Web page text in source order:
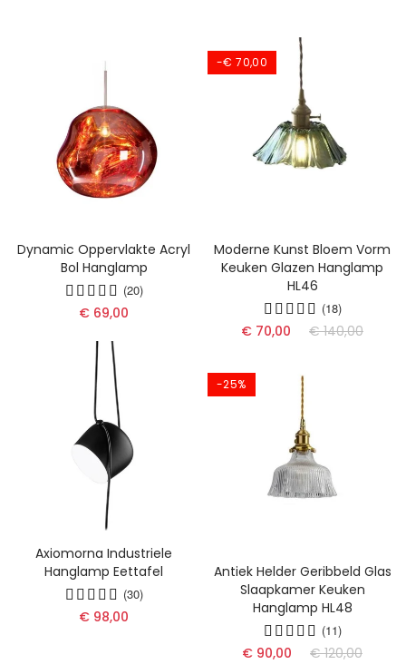
Dynamic Oppervlakte Acryl
Bol Hanglamp
(20)
€ 69,00
Axiomorna Industriele
Hanglamp Eettafel
(30)
€ 98,00
-€ 70,00
Moderne Kunst Bloem Vorm
Keuken Glazen Hanglamp
HL46
(18)
€ 70,00 € 140,00
-25%
Antiek Helder Geribbeld Glas
Slaapkamer Keuken
Hanglamp HL48
(11)
€ 90,00 € 120,00